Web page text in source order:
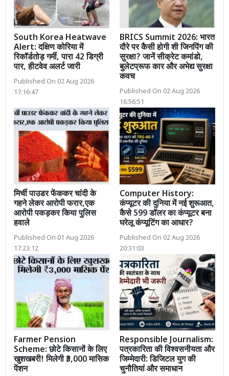
South Korea Heatwave
Alert: दक्षिण कोरिया में
रिकॉर्डतोड़ गर्मी, पारा 42 डिग्री
पार, हीटवेव अलर्ट जारी
Published On 02 Aug 2026
17:16:47
BRICS Summit 2026: भारत
दौरे पर कैसी होगी शी जिनपिंग की
सुरक्षा? जानें सीक्रेट कमांडो,
बुलेटप्रूफ कार और अभेद्य सुरक्षा
कवच
Published On 02 Aug 2026
16:56:51
मिर्ची पाउडर फेंककर चांदी के
गहने लेकर आरोपी फरार,एक
आरोपी पकड़कर किया पुलिस
हवाले
Published On 01 Aug 2026
17:23:12
Computer History:
कंप्यूटर की दुनिया में नई शुरूआत,
कैसे 599 डॉलर का कंप्यूटर बना
घरेलू कंप्यूटिंग का आधार?
Published On 02 Aug 2026
20:31:03
Farmer Pension
Scheme: छोटे किसानों के लिए
खुशखबरी! मिलेगी ₹3,000 मासिक
पेंशन
Responsible Journalism:
पत्रकारिता की विश्वसनीयता और
जिम्मेदारी: डिजिटल युग की
चुनौतियां और समाधान